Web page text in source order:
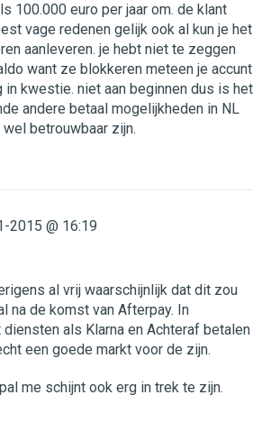
100.000 euro per jaar om. de klant
vage redenen gelijk ook al kun je het
aanleveren. je hebt niet te zeggen
want ze blokkeren meteen je accunt
in kwestie. niet aan beginnen dus is het
andere betaal mogelijkheden in NL
betrouwbaar zijn.
2015 @ 16:19
al vrij waarschijnlijk dat dit zou
na de komst van Afterpay. In
als Klarna en Achteraf betalen
een goede markt voor de zijn.
me schijnt ook erg in trek te zijn.